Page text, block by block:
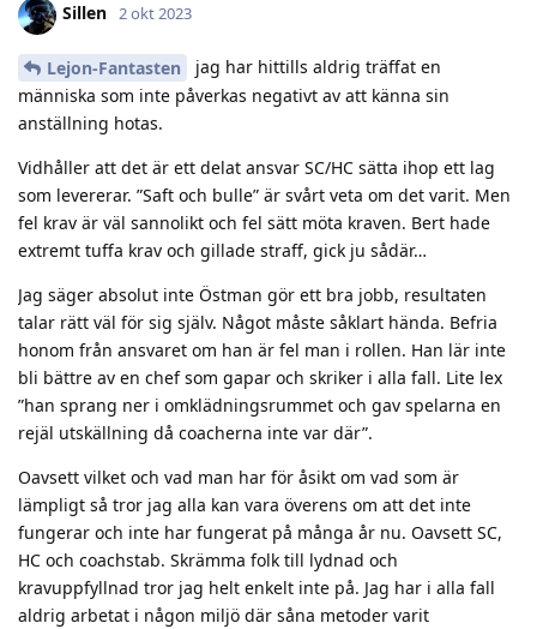
Sillen 2 okt 2023
Lejon-Fantasten
jag har hittills aldrig träffat en
människa som inte påverkas negativt av att känna sin
anställning hotas.
Vidhåller att det är ett delat ansvar SC/HC sätta ihop ett lag
som levererar. ”Saft och bulle” är svårt veta om det varit. Men
fel krav är väl sannolikt och fel sätt möta kraven. Bert hade
extremt tuffa krav och gillade straff, gick ju sådär…
Jag säger absolut inte Östman gör ett bra jobb, resultaten
talar rätt väl för sig själv. Något måste såklart hända. Befria
honom från ansvaret om han är fel man i rollen. Han lär inte
bli bättre av en chef som gapar och skriker i alla fall. Lite lex
”han sprang ner i omklädningsrummet och gav spelarna en
rejäl utskällning då coacherna inte var där”.
Oavsett vilket och vad man har för åsikt om vad som är
lämpligt så tror jag alla kan vara överens om att det inte
fungerar och inte har fungerat på många år nu. Oavsett SC,
HC och coachstab. Skrämma folk till lydnad och
kravuppfyllnad tror jag helt enkelt inte på. Jag har i alla fall
aldrig arbetat i någon miljö där såna metoder varit